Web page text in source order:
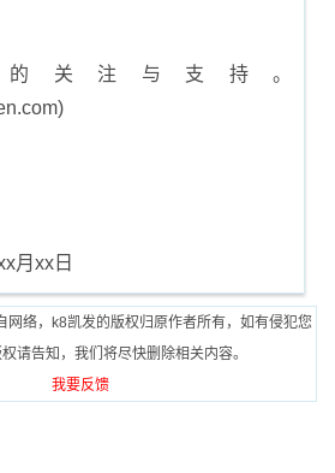
关注与支持。
月xx日
网络，k8凯发的版权归原作者所有，如有侵犯您
请告知，我们将尽快删除相关内容。
我要反馈